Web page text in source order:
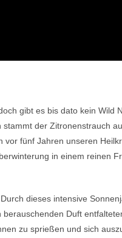
gibt es bis dato kein Wild
der Zitronenstrauch
vor fünf Jahren unseren
in einem reinen
dieses intensive
Duft
zu sprießen und sich